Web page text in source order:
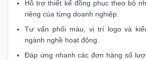
Hỗ trợ thiết kế đồng phục theo bộ
riêng của từng doanh nghiệp.
Tư vấn phối màu, vị trí logo và
ngành nghề hoạt động.
Đáp ứng nhanh các đơn hàng số